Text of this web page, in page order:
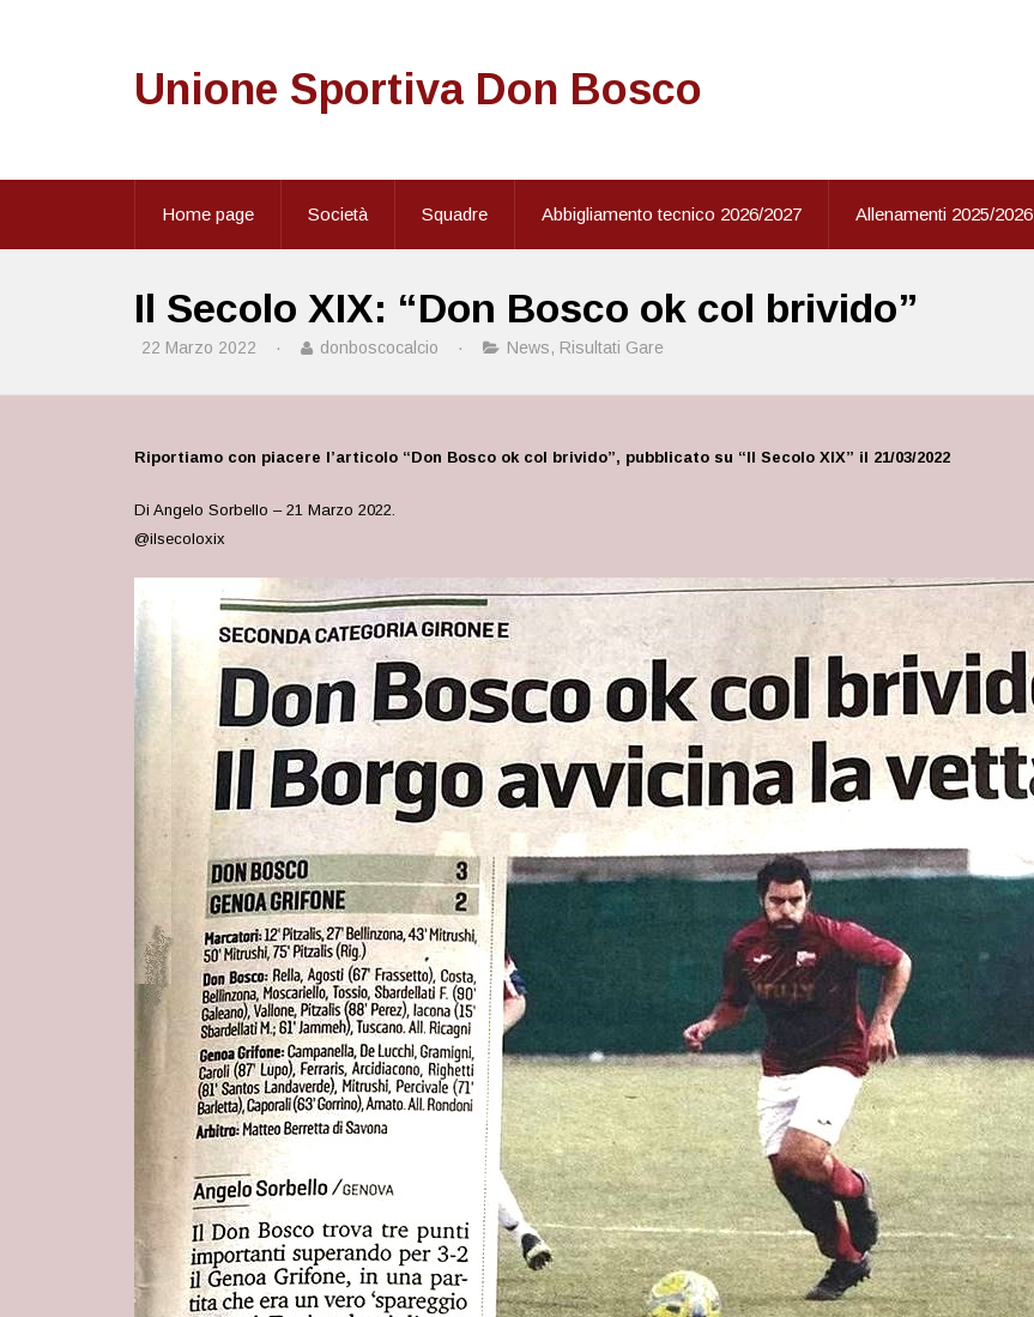
Unione Sportiva Don Bosco
Home page Società Squadre Abbigliamento tecnico 2026/2027 Allenamenti 2025/2026
Il Secolo XIX: “Don Bosco ok col brivido”
22 Marzo 2022 · donboscocalcio · News, Risultati Gare
Riportiamo con piacere l’articolo “Don Bosco ok col brivido”, pubblicato su “Il Secolo XIX” il 21/03/2022
Di Angelo Sorbello – 21 Marzo 2022.
@ilsecoloxix